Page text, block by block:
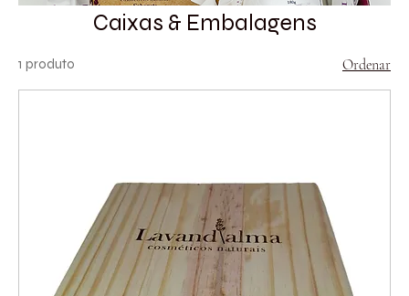
Caixas & Embalagens
1 produto Ordenar